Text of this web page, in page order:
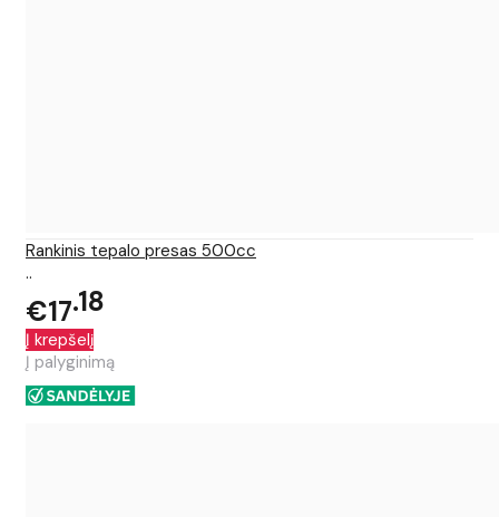
Rankinis tepalo presas 500cc
..
€17 18
Į krepšelį
Į palyginimą